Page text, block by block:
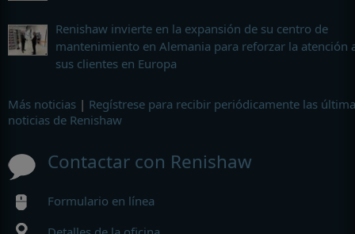
Renishaw invierte en la expansión de su centro de
mantenimiento en Alemania para reforzar la atención
sus clientes en Europa
Más noticias | Regístrese para recibir periódicamente las
noticias de Renishaw
Contactar con Renishaw
Formulario en línea